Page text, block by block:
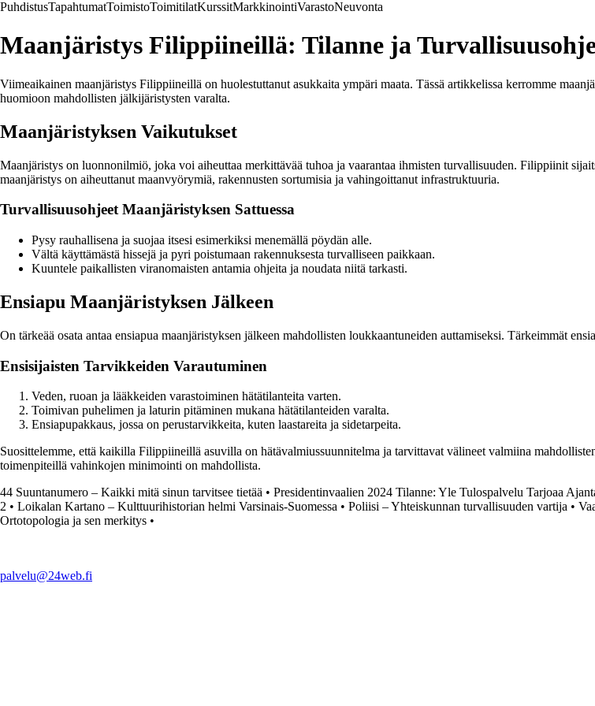
PuhdistusTapahtumatToimistoToimitilatKurssitMarkkinointiVarastoNeuvonta
Maanjäristys Filippiineillä: Tilanne ja
Viimeaikainen maanjäristys Filippiineillä on huolestuttanut asukkaita ympäri maata. Tässä artikkelissa kerromme
huomioon mahdollisten jälkijäristysten varalta.
Maanjäristyksen Vaikutukset
Maanjäristys on luonnonilmiö, joka voi aiheuttaa merkittävää tuhoa ja vaarantaa ihmisten turvallisuuden. Filippiinit
maanjäristys on aiheuttanut maanvyörymiä, rakennusten sortumisia ja vahingoittanut infrastruktuuria.
Turvallisuusohjeet Maanjäristyksen Sattuessa
Pysy rauhallisena ja suojaa itsesi esimerkiksi menemällä pöydän alle.
Vältä käyttämästä hissejä ja pyri poistumaan rakennuksesta turvalliseen paikkaan.
Kuuntele paikallisten viranomaisten antamia ohjeita ja noudata niitä tarkasti.
Ensiapu Maanjäristyksen Jälkeen
On tärkeää osata antaa ensiapua maanjäristyksen jälkeen mahdollisten loukkaantuneiden auttamiseksi. Tärkeimmät
Ensisijaisten Tarvikkeiden Varautuminen
Veden, ruoan ja lääkkeiden varastoiminen hätätilanteita varten.
Toimivan puhelimen ja laturin pitäminen mukana hätätilanteiden varalta.
Ensiapupakkaus, jossa on perustarvikkeita, kuten laastareita ja sidetarpeita.
Suosittelemme, että kaikilla Filippiineillä asuvilla on hätävalmiussuunnitelma ja tarvittavat välineet valmiina
toimenpiteillä vahinkojen minimointi on mahdollista.
44 Suuntanumero – Kaikki mitä sinun tarvitsee tietää • Presidentinvaalien 2024 Tilanne: Yle Tulospalvelu Tarjoaa
2 • Loikalan Kartano – Kulttuurihistorian helmi Varsinais-Suomessa • Poliisi – Yhteiskunnan turvallisuuden vartija •
Ortotopologia ja sen merkitys •
palvelu@24web.fi